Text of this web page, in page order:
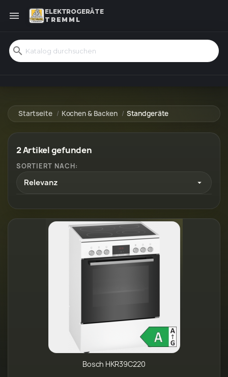

ELEKTROGERÄTE
TREMML
search
Startseite Kochen & Backen Standgeräte
2 Artikel gefunden
SORTIERT NACH:
Relevanz 
Bosch HKR39C220